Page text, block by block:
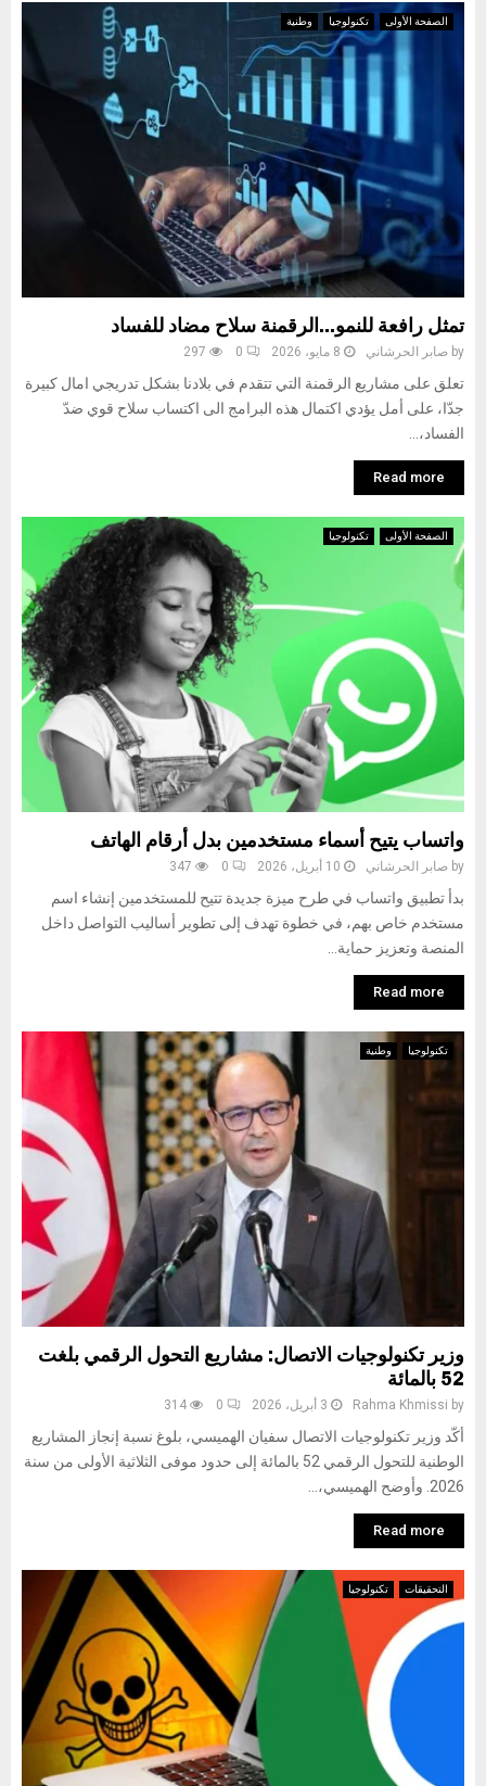
الصفحة الأولى تكنولوجيا وطنية
تمثل رافعة للنمو…الرقمنة سلاح مضاد للفساد
by صابر الحرشاني 8 مايو، 2026 0
297
تعلق على مشاريع الرقمنة التي تتقدم في بلادنا بشكل تدريجي امال كبيرة
جدّا، على أمل يؤدي اكتمال هذه البرامج الى اكتساب سلاح قوي ضدّ
الفساد،...
Read more
الصفحة الأولى تكنولوجيا
واتساب يتيح أسماء مستخدمين بدل أرقام الهاتف
by صابر الحرشاني 10 أبريل، 2026 0
347
بدأ تطبيق واتساب في طرح ميزة جديدة تتيح للمستخدمين إنشاء اسم
مستخدم خاص بهم، في خطوة تهدف إلى تطوير أساليب التواصل داخل
المنصة وتعزيز حماية...
Read more
تكنولوجيا وطنية
وزير تكنولوجيات الاتصال: مشاريع التحول الرقمي بلغت
52 بالمائة
by
Rahma Khmissi 3 أبريل، 2026 0
314
أكّد وزير تكنولوجيات الاتصال سفيان الهميسي، بلوغ نسبة إنجاز المشاريع
الوطنية للتحول الرقمي 52 بالمائة إلى حدود موفى الثلاثية الأولى من سنة
2026. وأوضح الهميسي،...
Read more
التحقيقات تكنولوجيا